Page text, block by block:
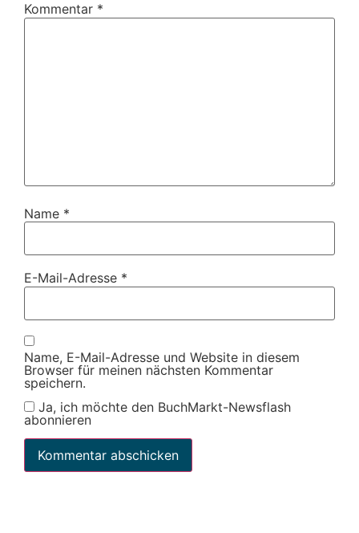
Kommentar *
Name *
E-Mail-Adresse *
Name, E-Mail-Adresse und Website in diesem
Browser für meinen nächsten Kommentar
speichern.
Ja, ich möchte den BuchMarkt-Newsflash
abonnieren